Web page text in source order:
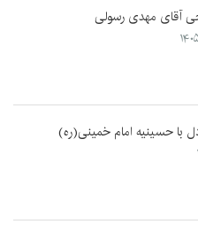
آقای مهدی رسولی
با حسینیه امام خمینی(ره)